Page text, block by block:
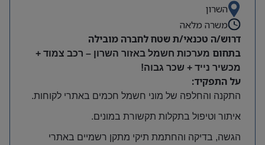
מיקום: חדרה
השרון
משרה מלאה
דרוש/ה טכנאי/ת שטח לחברה מובילה
בתחום מערכות חשמל באזור השרון – רכב צמוד +
מכשיר נייד + שכר גבוה!
על התפקיד:
התקנה והחלפה של מוני חשמל חכמים באתרי לקוחות.
איתור וטיפול בתקלות תקשורת במונים.
הגשה, בדיקה והחתמת תיקי מתקן רשמיים באתרי